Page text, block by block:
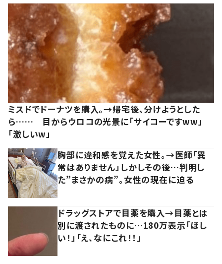
ミスドでドーナツを購入。→帰宅後、分けようとした
ら…… 目からウロコの光景に「サイコーですww」
「激しいw」
胸部に違和感を覚えた女性。→医師「異
常はありません」しかしその後…判明し
た”まさかの病”。女性の現在に迫る
ドラッグストアで目薬を購入→目薬とは
別に渡されたものに…180万表示「ほし
い！」「え、なにこれ！！」